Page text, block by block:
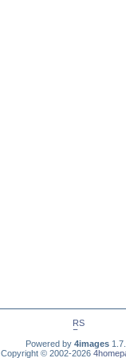
Powered by 4images
Copyright © 2002-2026